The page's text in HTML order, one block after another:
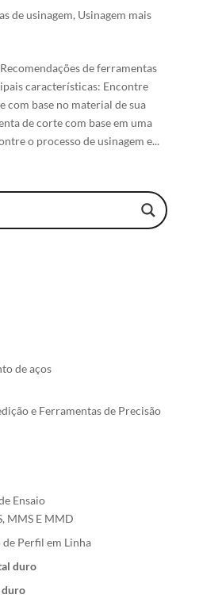
de usinagem, Usinagem mais
de ferramentas
características: Encontre
com base no material de sua
de corte com base em uma
o processo de usinagem e...
de aços
e Ferramentas de Precisão
Ensaio
MMS E MMD
Perfil em Linha
duro
duro